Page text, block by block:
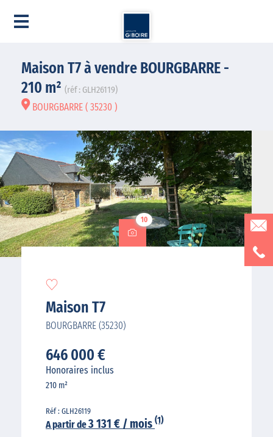
Maison T7 à vendre BOURGBARRE -
210 m² (réf : GLH26119)
BOURGBARRE ( 35230 )
10
Maison T7
BOURGBARRE (35230)
646 000 €
Honoraires inclus
210 m²
Réf : GLH26119
A partir de3 131 € / mois (1)